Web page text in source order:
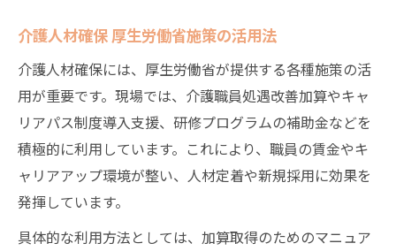
介護人材確保 厚生労働省施策の活用法
介護人材確保には、厚生労働省が提供する各種施策の活
用が重要です。現場では、介護職員処遇改善加算やキャ
リアパス制度導入支援、研修プログラムの補助金などを
積極的に利用しています。これにより、職員の賃金やキ
ャリアアップ環境が整い、人材定着や新規採用に効果を
発揮しています。
具体的な利用方法としては、加算取得のためのマニュア